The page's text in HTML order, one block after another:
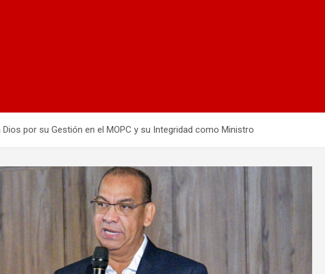
por su Gestión en el MOPC y su Integridad como Ministro